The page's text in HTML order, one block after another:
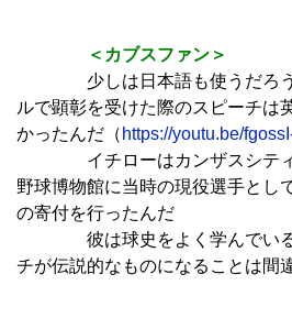
＜カブスファン＞
少しは日本語も使うだろう
ルで顕彰を受けた際のスピーチは
かったんだ（ https://youtu.be/fgossI-
イチローはカンザスシティ
野球博物館に当時の現役選手とし
の寄付を行ったんだ
彼は球史をよく学んでいる
チが伝説的なものになることは間